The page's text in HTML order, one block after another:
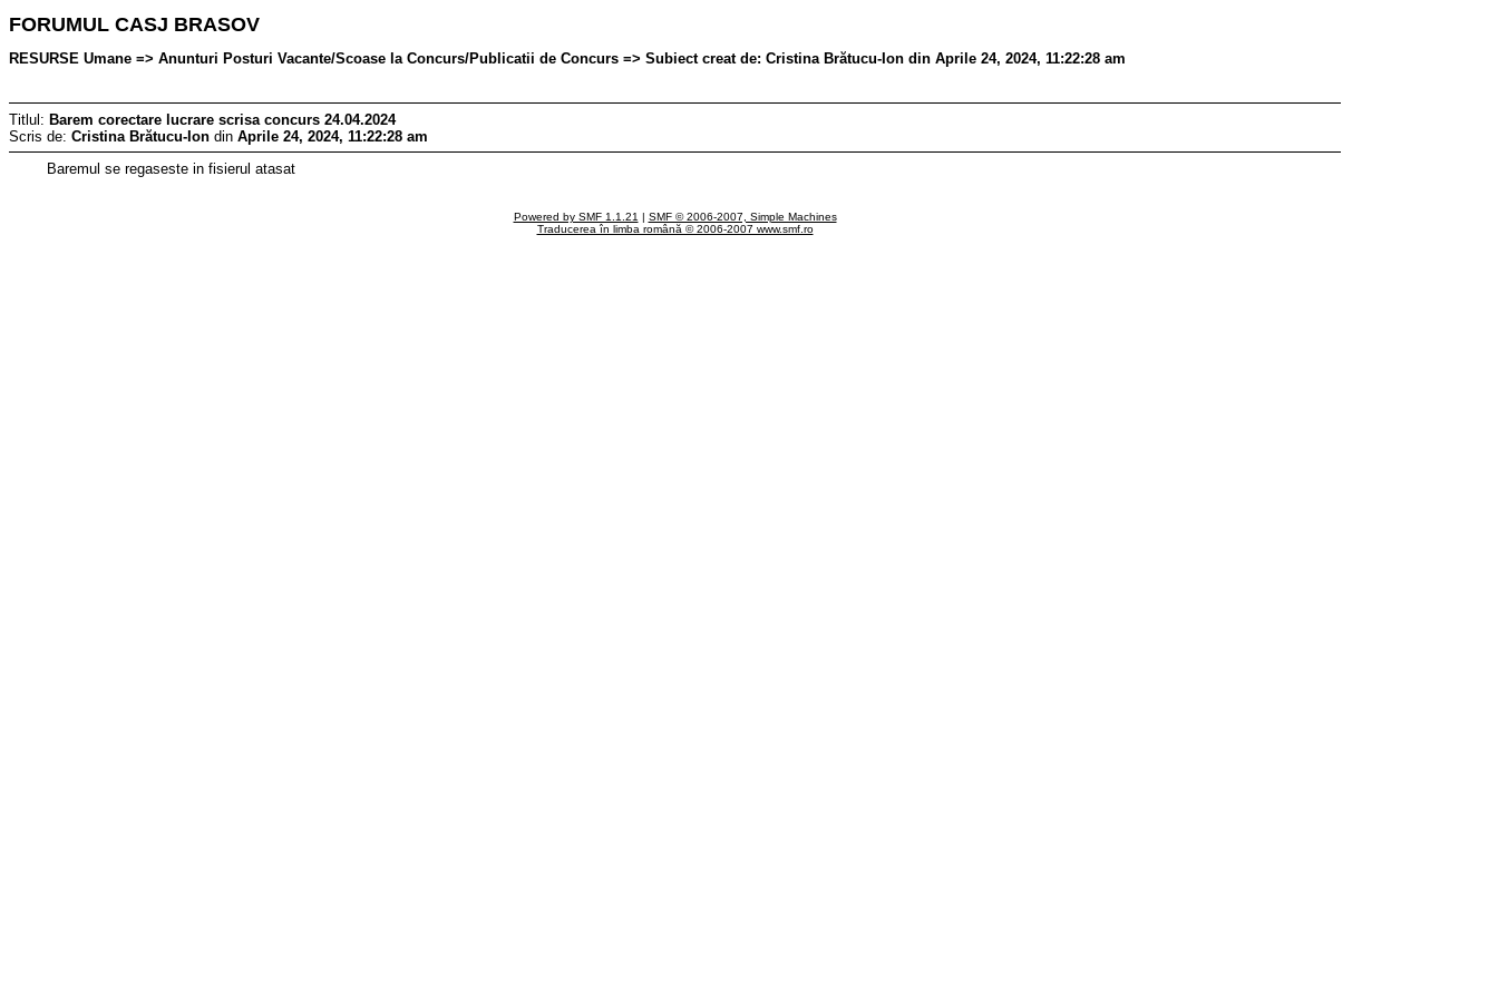
FORUMUL CASJ BRASOV
RESURSE Umane => Anunturi Posturi Vacante/Scoase la Concurs/Publicatii de Concurs => Subiect creat de: Cristina Brătucu-Ion din Aprile 24, 2024, 11:22:28 am
Titlul: Barem corectare lucrare scrisa concurs 24.04.2024
Scris de: Cristina Brătucu-Ion din Aprile 24, 2024, 11:22:28 am
Baremul se regaseste in fisierul atasat
Powered by SMF 1.1.21 | SMF © 2006-2007, Simple Machines
Traducerea în limba română © 2006-2007 www.smf.ro